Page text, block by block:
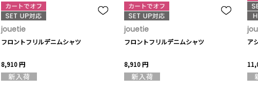
jouetie
フロントフリルデニムシャツ
8,910 円
jouetie
フロントフリルデニムシャツ
8,910 円
ア